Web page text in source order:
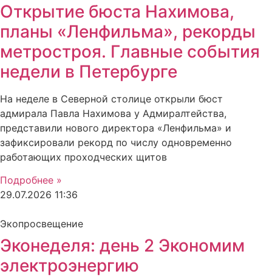
Открытие бюста Нахимова,
планы «Ленфильма», рекорды
метростроя. Главные события
недели в Петербурге
На неделе в Северной столице открыли бюст
адмирала Павла Нахимова у Адмиралтейства,
представили нового директора «Ленфильма» и
зафиксировали рекорд по числу одновременно
работающих проходческих щитов
Подробнее »
29.07.2026 11:36
Экопросвещение
Эконеделя: день 2 Экономим
электроэнергию